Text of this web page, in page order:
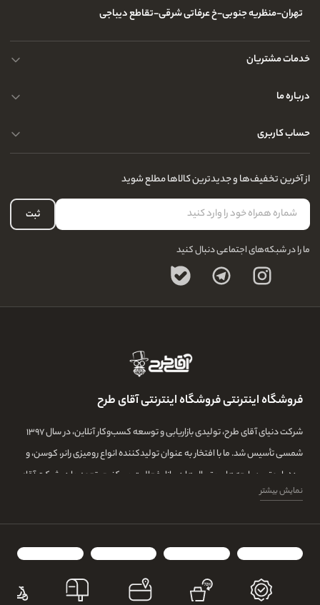
تهران-منظریه جنوبی-خ عرفاتی شرقی-تقاطع دیباجی
خدمات مشتریان
محصولات چرم
حریم خصوصی کاربران
درباره ما
تماس با ما
سوالات متداول
درباره ما
پرسش و پاسخ های متداول
مجله و بلاگ
حساب کاربری
لیست علاقه‌مندی
حساب کاربری
از آخرین تخفیف‌ها و جدیدترین کالاها مطلع شوید
ثبت
ما را در شبکه‌های اجتماعی دنبال کنید
فروشگاه اینترنتی فروشگاه اینترنتی آقای طرح
شرکت دنیای آقای طرح، تولیدی بازاریابی و توسعه کسب‌وکار آنلاین، در سال ۱۳۹۷
شمسی تأسیس شد. ما با افتخار به عنوان تولیدکننده انواع رومیزی رانر، کوسن، و
پرده با بهترین پارچه‌ها و متریال‌ها در بازار فعالیت می‌کنیم. تعهد ما در شرکت آقای
طرح، تولید بهترین محصولات با استفاده از تیمی ماهر و با تجربه و بهترین خیاط ها
نمایش بیشتر